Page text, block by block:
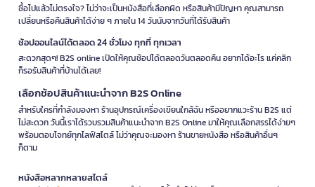
ซื้อไปแล้วไม่ตรงใจ? ไม่ว่าจะเป็นหนังสือที่เลือกผิด หรือสินค้ามีปัญหา คุณสามารถ
เปลี่ยนหรือคืนสินค้าได้ง่าย ๆ ภายใน 14 วันนับจากวันที่ได้รับสินค้า
ช้อปออนไลน์ได้ตลอด 24 ชั่วโมง ทุกที่ ทุกเวลา
สะดวกสุดๆ! B2S online เปิดให้คุณช้อปได้ตลอดวันตลอดคืน อยากได้อะไร แค่คลิก
ก็รอรับสินค้าที่บ้านได้เลย!
เลือกช้อปสินค้าแนะนำจาก B2S Online
สำหรับใครที่กำลังมองหา ร้านอุปกรณ์เครื่องเขียนใกล้ฉัน หรืออยากแวะร้าน B2S แต่
ไม่สะดวก วันนี้เราได้รวบรวมสินค้าแนะนำจาก B2S Online มาให้คุณเลือกสรรได้ง่ายๆ
พร้อมตอบโจทย์ทุกไลฟ์สไตล์ ไม่ว่าคุณจะมองหา ร้านขายหนังสือ หรือสินค้าอื่นๆ
ก็ตาม
หนังสือหลากหลายสไตล์